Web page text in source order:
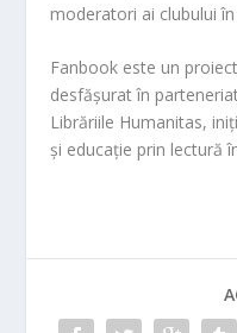
moderatori ai clubului
Fanbook este un
desfășurat în
Librăriile Humanitas,
și educație prin lectură